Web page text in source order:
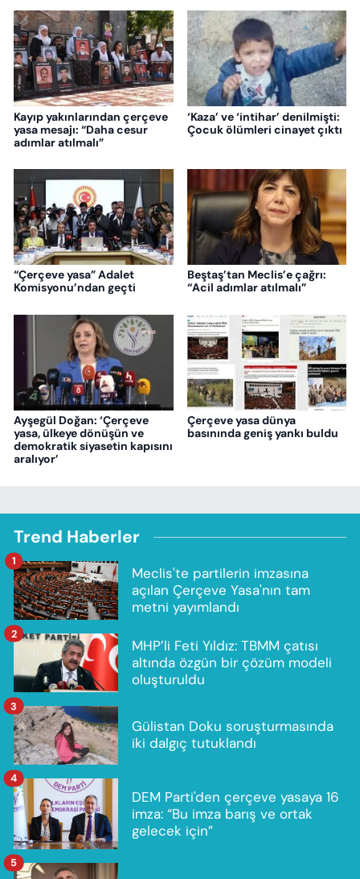
Kayıp yakınlarından çerçeve
yasa mesajı: “Daha cesur
adımlar atılmalı”
‘Kaza’ ve ‘intihar’ denilmişti:
Çocuk ölümleri cinayet çıktı
“Çerçeve yasa” Adalet
Komisyonu’ndan geçti
Beştaş’tan Meclis’e çağrı:
“Acil adımlar atılmalı”
Ayşegül Doğan: ‘Çerçeve
yasa, ülkeye dönüşün ve
demokratik siyasetin kapısını
aralıyor’
Çerçeve yasa dünya
basınında geniş yankı buldu
Trend Haberler
Meclis'te partilerin imzasına
açılan Çerçeve Yasa'nın tam
metni yayımlandı
1
MHP’li Feti Yıldız: TBMM çatısı
altında özgün bir çözüm modeli
oluşturuldu
2
Gülistan Doku soruşturmasında
iki dalgıç tutuklandı
3
DEM Parti'den çerçeve yasaya 16
imza: “Bu imza barış ve ortak
gelecek için”
4
5